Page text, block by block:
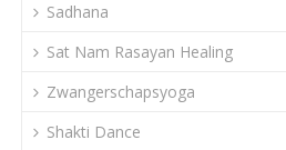
Sadhana
Sat Nam Rasayan Healing
Zwangerschapsyoga
Shakti Dance